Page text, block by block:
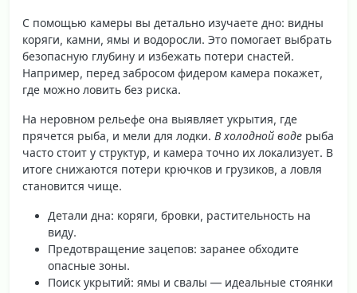
С помощью камеры вы детально изучаете дно: видны
коряги, камни, ямы и водоросли. Это помогает выбрать
безопасную глубину и избежать потери снастей.
Например, перед забросом фидером камера покажет,
где можно ловить без риска.
На неровном рельефе она выявляет укрытия, где
прячется рыба, и мели для лодки. В холодной воде рыба
часто стоит у структур, и камера точно их локализует. В
итоге снижаются потери крючков и грузиков, а ловля
становится чище.
Детали дна: коряги, бровки, растительность на
виду.
Предотвращение зацепов: заранее обходите
опасные зоны.
Поиск укрытий: ямы и свалы — идеальные стоянки